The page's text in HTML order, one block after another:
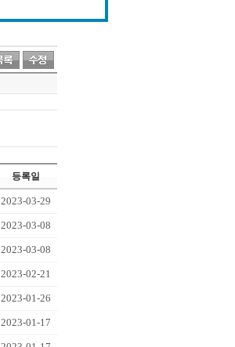
등록일
2023-03-29
2023-03-08
2023-03-08
2023-02-21
2023-01-26
2023-01-17